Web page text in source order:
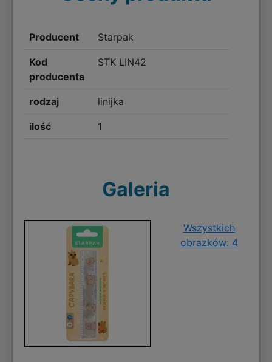
Producent Starpak
Kod
producenta
STK LIN42
rodzaj linijka
ilość 1
Galeria
Wszystkich
obrazków: 4